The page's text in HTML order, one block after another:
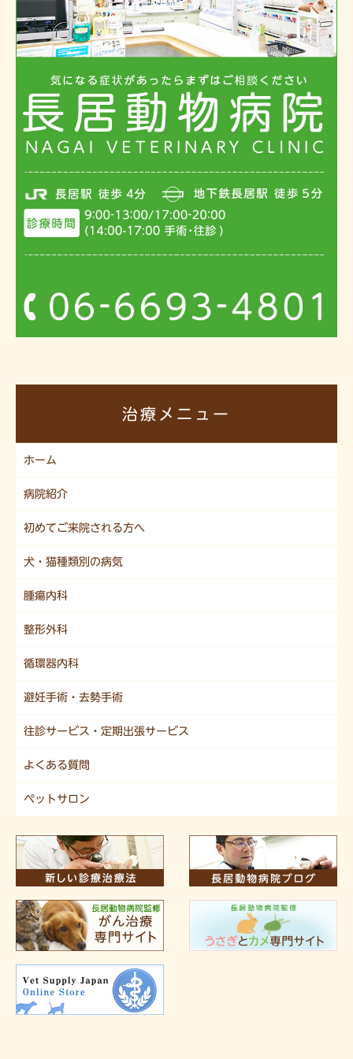
治療メニュー
ホーム
病院紹介
初めてご来院される方へ
犬・猫種類別の病気
腫瘍内科
整形外科
循環器内科
避妊手術・去勢手術
往診サービス・定期出張サービス
よくある質問
ペットサロン